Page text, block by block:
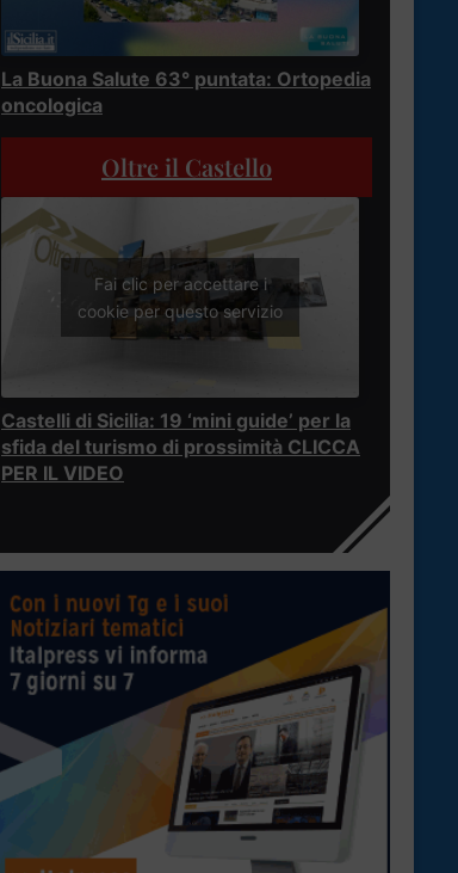
La Buona Salute 63° puntata: Ortopedia
oncologica
Oltre il Castello
Fai clic per accettare i
cookie per questo servizio
Castelli di Sicilia: 19 ‘mini guide’ per la
sfida del turismo di prossimità CLICCA
PER IL VIDEO